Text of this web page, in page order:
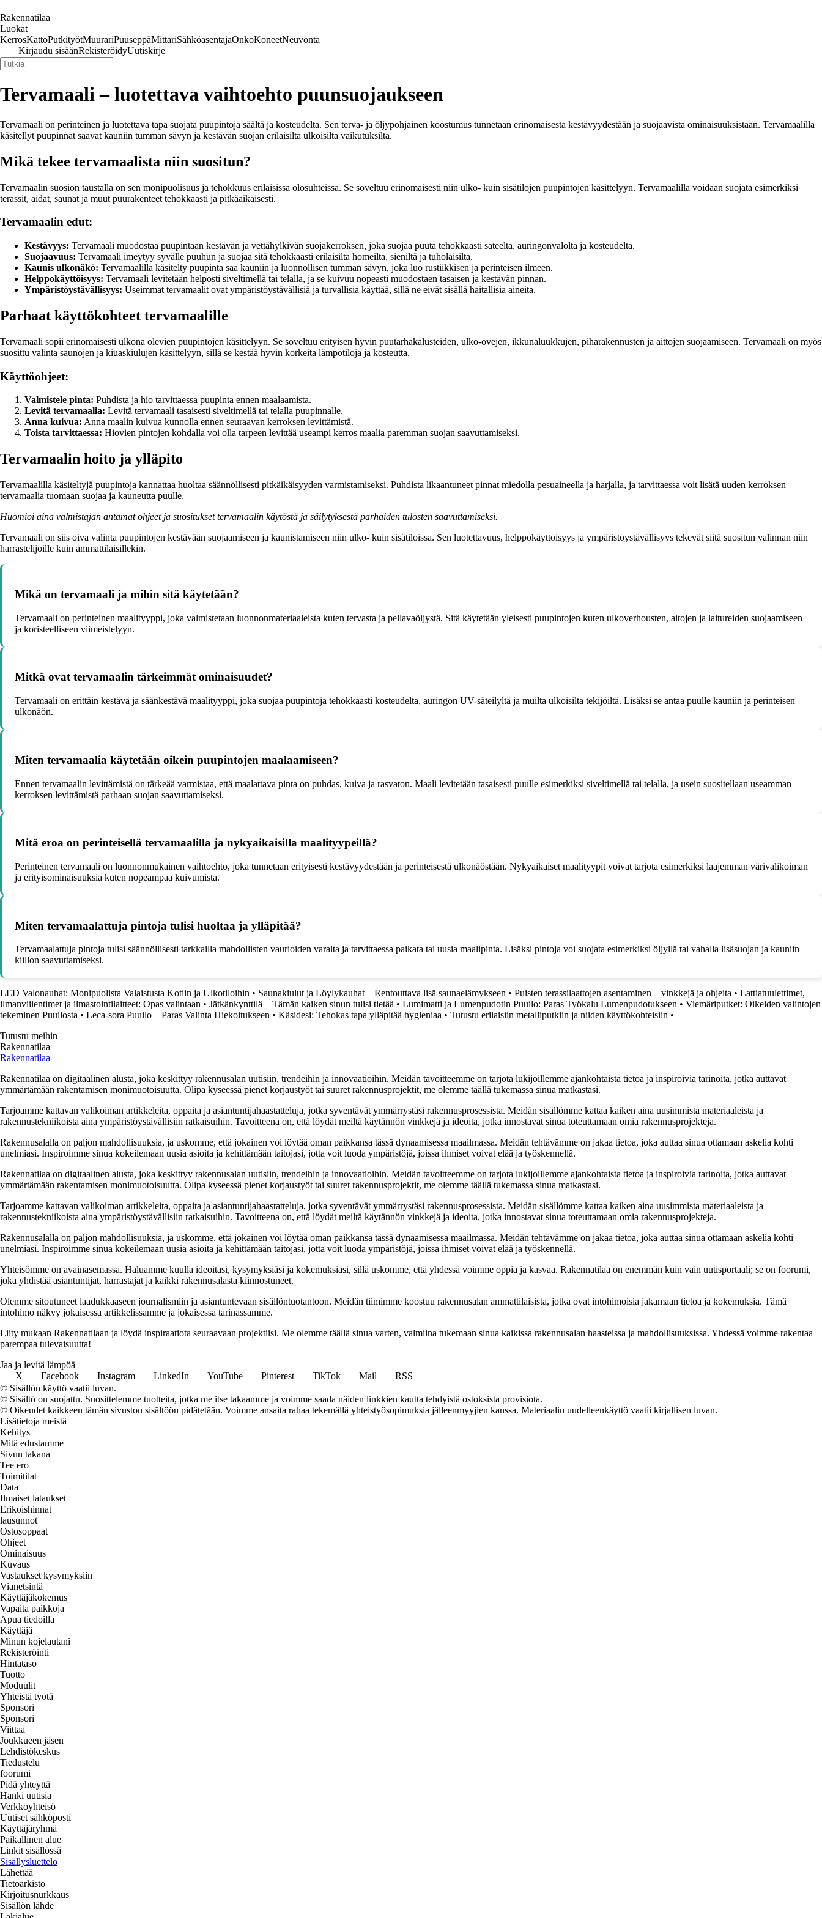
Rakennatilaa
Luokat
KerrosKattoPutkityötMuurariPuuseppäMittariSähköasentajaOnkoKoneetNeuvonta
Kirjaudu sisäänRekisteröidyUutiskirje
Tervamaali – luotettava vaihtoehto puunsuojaukseen
Tervamaali on perinteinen ja luotettava tapa suojata puupintoja säältä ja kosteudelta. Sen terva- ja öljypohjainen koostumus tunnetaan erinomaisesta kestävyydestään ja suojaavista ominaisuuksistaan. Tervamaalilla
käsitellyt puupinnat saavat kauniin tumman sävyn ja kestävän suojan erilaisilta ulkoisilta vaikutuksilta.
Mikä tekee tervamaalista niin suositun?
Tervamaalin suosion taustalla on sen monipuolisuus ja tehokkuus erilaisissa olosuhteissa. Se soveltuu erinomaisesti niin ulko- kuin sisätilojen puupintojen käsittelyyn. Tervamaalilla voidaan suojata esimerkiksi
terassit, aidat, saunat ja muut puurakenteet tehokkaasti ja pitkäaikaisesti.
Tervamaalin edut:
Kestävyys: Tervamaali muodostaa puupintaan kestävän ja vettähylkivän suojakerroksen, joka suojaa puuta tehokkaasti sateelta, auringonvalolta ja kosteudelta.
Suojaavuus: Tervamaali imeytyy syvälle puuhun ja suojaa sitä tehokkaasti erilaisilta homeilta, sieniltä ja tuholaisilta.
Kaunis ulkonäkö: Tervamaalilla käsitelty puupinta saa kauniin ja luonnollisen tumman sävyn, joka luo rustiikkisen ja perinteisen ilmeen.
Helppokäyttöisyys: Tervamaali levitetään helposti siveltimellä tai telalla, ja se kuivuu nopeasti muodostaen tasaisen ja kestävän pinnan.
Ympäristöystävällisyys: Useimmat tervamaalit ovat ympäristöystävällisiä ja turvallisia käyttää, sillä ne eivät sisällä haitallisia aineita.
Parhaat käyttökohteet tervamaalille
Tervamaali sopii erinomaisesti ulkona olevien puupintojen käsittelyyn. Se soveltuu erityisen hyvin puutarhakalusteiden, ulko-ovejen, ikkunaluukkujen, piharakennusten ja aittojen suojaamiseen. Tervamaali on myös
suosittu valinta saunojen ja kiuaskiulujen käsittelyyn, sillä se kestää hyvin korkeita lämpötiloja ja kosteutta.
Käyttöohjeet:
Valmistele pinta: Puhdista ja hio tarvittaessa puupinta ennen maalaamista.
Levitä tervamaalia: Levitä tervamaali tasaisesti siveltimellä tai telalla puupinnalle.
Anna kuivua: Anna maalin kuivua kunnolla ennen seuraavan kerroksen levittämistä.
Toista tarvittaessa: Hiovien pintojen kohdalla voi olla tarpeen levittää useampi kerros maalia paremman suojan saavuttamiseksi.
Tervamaalin hoito ja ylläpito
Tervamaalilla käsiteltyjä puupintoja kannattaa huoltaa säännöllisesti pitkäikäisyyden varmistamiseksi. Puhdista likaantuneet pinnat miedolla pesuaineella ja harjalla, ja tarvittaessa voit lisätä uuden kerroksen
tervamaalia tuomaan suojaa ja kauneutta puulle.
Huomioi aina valmistajan antamat ohjeet ja suositukset tervamaalin käytöstä ja säilytyksestä parhaiden tulosten saavuttamiseksi.
Tervamaali on siis oiva valinta puupintojen kestävään suojaamiseen ja kaunistamiseen niin ulko- kuin sisätiloissa. Sen luotettavuus, helppokäyttöisyys ja ympäristöystävällisyys tekevät siitä suositun valinnan niin
harrastelijoille kuin ammattilaisillekin.
Mikä on tervamaali ja mihin sitä käytetään?
Tervamaali on perinteinen maalityyppi, joka valmistetaan luonnonmateriaaleista kuten tervasta ja pellavaöljystä. Sitä käytetään yleisesti puupintojen kuten ulkoverhousten, aitojen ja laitureiden suojaamiseen
ja koristeelliseen viimeistelyyn.
Mitkä ovat tervamaalin tärkeimmät ominaisuudet?
Tervamaali on erittäin kestävä ja säänkestävä maalityyppi, joka suojaa puupintoja tehokkaasti kosteudelta, auringon UV-säteilyltä ja muilta ulkoisilta tekijöiltä. Lisäksi se antaa puulle kauniin ja perinteisen
ulkonäön.
Miten tervamaalia käytetään oikein puupintojen maalaamiseen?
Ennen tervamaalin levittämistä on tärkeää varmistaa, että maalattava pinta on puhdas, kuiva ja rasvaton. Maali levitetään tasaisesti puulle esimerkiksi siveltimellä tai telalla, ja usein suositellaan useamman
kerroksen levittämistä parhaan suojan saavuttamiseksi.
Mitä eroa on perinteisellä tervamaalilla ja nykyaikaisilla maalityypeillä?
Perinteinen tervamaali on luonnonmukainen vaihtoehto, joka tunnetaan erityisesti kestävyydestään ja perinteisestä ulkonäöstään. Nykyaikaiset maalityypit voivat tarjota esimerkiksi laajemman värivalikoiman
ja erityisominaisuuksia kuten nopeampaa kuivumista.
Miten tervamaalattuja pintoja tulisi huoltaa ja ylläpitää?
Tervamaalattuja pintoja tulisi säännöllisesti tarkkailla mahdollisten vaurioiden varalta ja tarvittaessa paikata tai uusia maalipinta. Lisäksi pintoja voi suojata esimerkiksi öljyllä tai vahalla lisäsuojan ja kauniin
kiillon saavuttamiseksi.
LED Valonauhat: Monipuolista Valaistusta Kotiin ja Ulkotiloihin • Saunakiulut ja Löylykauhat – Rentouttava lisä saunaelämykseen • Puisten terassilaattojen asentaminen – vinkkejä ja ohjeita • Lattiatuulettimet,
ilmanviilentimet ja ilmastointilaitteet: Opas valintaan • Jätkänkynttilä – Tämän kaiken sinun tulisi tietää • Lumimatti ja Lumenpudotin Puuilo: Paras Työkalu Lumenpudotukseen • Viemäriputket: Oikeiden valintojen
tekeminen Puuilosta • Leca-sora Puuilo – Paras Valinta Hiekoitukseen • Käsidesi: Tehokas tapa ylläpitää hygieniaa • Tutustu erilaisiin metalliputkiin ja niiden käyttökohteisiin •
Tutustu meihin
Rakennatilaa
Rakennatilaa
Rakennatilaa on digitaalinen alusta, joka keskittyy rakennusalan uutisiin, trendeihin ja innovaatioihin. Meidän tavoitteemme on tarjota lukijoillemme ajankohtaista tietoa ja inspiroivia tarinoita, jotka auttavat
ymmärtämään rakentamisen monimuotoisuutta. Olipa kyseessä pienet korjaustyöt tai suuret rakennusprojektit, me olemme täällä tukemassa sinua matkastasi.
Tarjoamme kattavan valikoiman artikkeleita, oppaita ja asiantuntijahaastatteluja, jotka syventävät ymmärrystäsi rakennusprosessista. Meidän sisällömme kattaa kaiken aina uusimmista materiaaleista ja
rakennustekniikoista aina ympäristöystävällisiin ratkaisuihin. Tavoitteena on, että löydät meiltä käytännön vinkkejä ja ideoita, jotka innostavat sinua toteuttamaan omia rakennusprojekteja.
Rakennusalalla on paljon mahdollisuuksia, ja uskomme, että jokainen voi löytää oman paikkansa tässä dynaamisessa maailmassa. Meidän tehtävämme on jakaa tietoa, joka auttaa sinua ottamaan askelia kohti
unelmiasi. Inspiroimme sinua kokeilemaan uusia asioita ja kehittämään taitojasi, jotta voit luoda ympäristöjä, joissa ihmiset voivat elää ja työskennellä.
Rakennatilaa on digitaalinen alusta, joka keskittyy rakennusalan uutisiin, trendeihin ja innovaatioihin. Meidän tavoitteemme on tarjota lukijoillemme ajankohtaista tietoa ja inspiroivia tarinoita, jotka auttavat
ymmärtämään rakentamisen monimuotoisuutta. Olipa kyseessä pienet korjaustyöt tai suuret rakennusprojektit, me olemme täällä tukemassa sinua matkastasi.
Tarjoamme kattavan valikoiman artikkeleita, oppaita ja asiantuntijahaastatteluja, jotka syventävät ymmärrystäsi rakennusprosessista. Meidän sisällömme kattaa kaiken aina uusimmista materiaaleista ja
rakennustekniikoista aina ympäristöystävällisiin ratkaisuihin. Tavoitteena on, että löydät meiltä käytännön vinkkejä ja ideoita, jotka innostavat sinua toteuttamaan omia rakennusprojekteja.
Rakennusalalla on paljon mahdollisuuksia, ja uskomme, että jokainen voi löytää oman paikkansa tässä dynaamisessa maailmassa. Meidän tehtävämme on jakaa tietoa, joka auttaa sinua ottamaan askelia kohti
unelmiasi. Inspiroimme sinua kokeilemaan uusia asioita ja kehittämään taitojasi, jotta voit luoda ympäristöjä, joissa ihmiset voivat elää ja työskennellä.
Yhteisömme on avainasemassa. Haluamme kuulla ideoitasi, kysymyksiäsi ja kokemuksiasi, sillä uskomme, että yhdessä voimme oppia ja kasvaa. Rakennatilaa on enemmän kuin vain uutisportaali; se on foorumi,
joka yhdistää asiantuntijat, harrastajat ja kaikki rakennusalasta kiinnostuneet.
Olemme sitoutuneet laadukkaaseen journalismiin ja asiantuntevaan sisällöntuotantoon. Meidän tiimimme koostuu rakennusalan ammattilaisista, jotka ovat intohimoisia jakamaan tietoa ja kokemuksia. Tämä
intohimo näkyy jokaisessa artikkelissamme ja jokaisessa tarinassamme.
Liity mukaan Rakennatilaan ja löydä inspiraatiota seuraavaan projektiisi. Me olemme täällä sinua varten, valmiina tukemaan sinua kaikissa rakennusalan haasteissa ja mahdollisuuksissa. Yhdessä voimme rakentaa
parempaa tulevaisuutta!
Jaa ja levitä lämpöä
X
Facebook Instagram LinkedIn YouTube Pinterest TikTok Mail
RSS
© Sisällön käyttö vaatii luvan.
© Sisältö on suojattu. Suosittelemme tuotteita, jotka me itse takaamme ja voimme saada näiden linkkien kautta tehdyistä ostoksista provisiota.
© Oikeudet kaikkeen tämän sivuston sisältöön pidätetään. Voimme ansaita rahaa tekemällä yhteistyösopimuksia jälleenmyyjien kanssa. Materiaalin uudelleenkäyttö vaatii kirjallisen luvan.
Lisätietoja meistä
Kehitys
Mitä edustamme
Sivun takana
Tee ero
Toimitilat
Data
Ilmaiset lataukset
Erikoishinnat
lausunnot
Ostosoppaat
Ohjeet
Ominaisuus
Kuvaus
Vastaukset kysymyksiin
Vianetsintä
Käyttäjäkokemus
Vapaita paikkoja
Apua tiedoilla
Käyttäjä
Minun kojelautani
Rekisteröinti
Hintataso
Tuotto
Moduulit
Yhteistä työtä
Sponsori
Sponsori
Viittaa
Joukkueen jäsen
Lehdistökeskus
Tiedustelu
foorumi
Pidä yhteyttä
Hanki uutisia
Verkkoyhteisö
Uutiset sähköposti
Käyttäjäryhmä
Paikallinen alue
Linkit sisällössä
Sisällysluettelo
Lähettää
Tietoarkisto
Kirjoitusnurkkaus
Sisällön lähde